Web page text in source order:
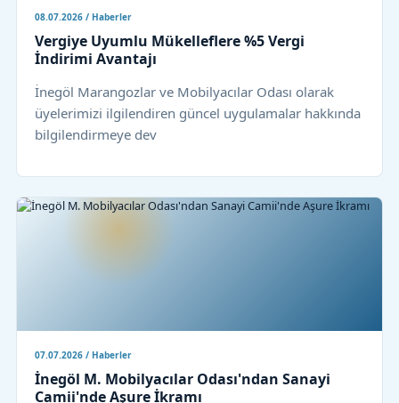
08.07.2026 / Haberler
Vergiye Uyumlu Mükelleflere %5 Vergi
İndirimi Avantajı
İnegöl Marangozlar ve Mobilyacılar Odası olarak
üyelerimizi ilgilendiren güncel uygulamalar hakkında
bilgilendirmeye dev
07.07.2026 / Haberler
İnegöl M. Mobilyacılar Odası'ndan Sanayi
Camii'nde Aşure İkramı